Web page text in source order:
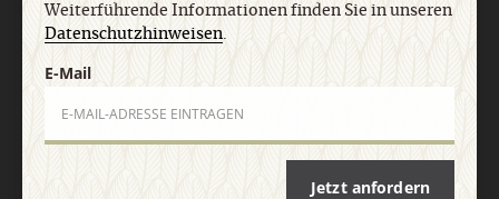
AGB und Widerrufsbelehrung Datenschutz
Barrierefreiheit
Impressum
Weiterführende Informationen finden Sie in unseren
Datenschutzhinweisen.
E-Mail
Jetzt anfordern